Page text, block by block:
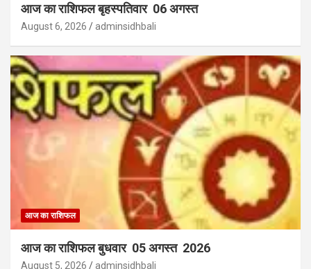
आज का राशिफल बृहस्पतिवार 06 अगस्त
August 6, 2026 adminsidhbali
आज का राशिफल
आज का राशिफल बुधवार 05 अगस्त 2026
August 5, 2026 adminsidhbali